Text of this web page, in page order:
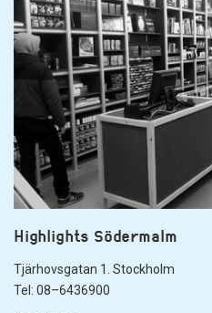
Highlights Södermalm
Tjärhovsgatan 1. Stockholm
Tel: 08–6436900